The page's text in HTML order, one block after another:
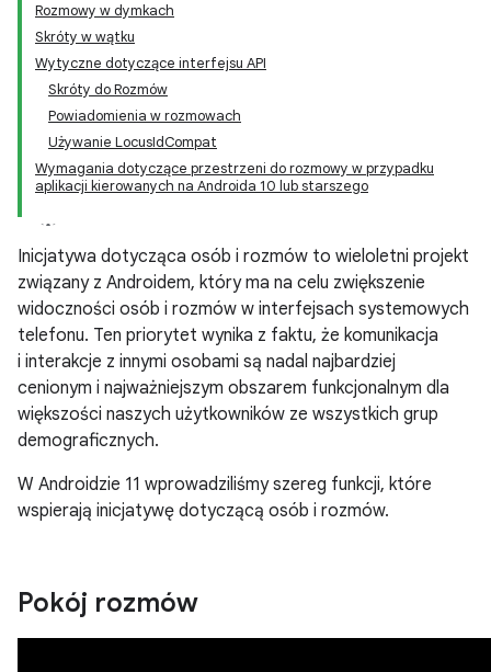
Rozmowy w dymkach
Skróty w wątku
Wytyczne dotyczące interfejsu API
Skróty do Rozmów
Powiadomienia w rozmowach
Używanie LocusIdCompat
Wymagania dotyczące przestrzeni do rozmowy w przypadku
aplikacji kierowanych na Androida 10 lub starszego
Inicjatywa dotycząca osób i rozmów to wieloletni projekt
związany z Androidem, który ma na celu zwiększenie
widoczności osób i rozmów w interfejsach systemowych
telefonu. Ten priorytet wynika z faktu, że komunikacja
i interakcje z innymi osobami są nadal najbardziej
cenionym i najważniejszym obszarem funkcjonalnym dla
większości naszych użytkowników ze wszystkich grup
demograficznych.
W Androidzie 11 wprowadziliśmy szereg funkcji, które
wspierają inicjatywę dotyczącą osób i rozmów.
Pokój rozmów